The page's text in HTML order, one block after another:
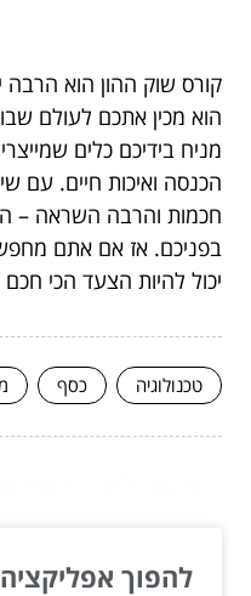
קורס שוק ההון הוא הרבה
הוא מכין אתכם לעולם
מניח בידיכם כלים
הכנסה ואיכות חיים. עם
חכמות והרבה השראה –
בפניכם. אז אם אתם
יכול להיות הצעד הכי
טכנולוגיה כסף
להפוך